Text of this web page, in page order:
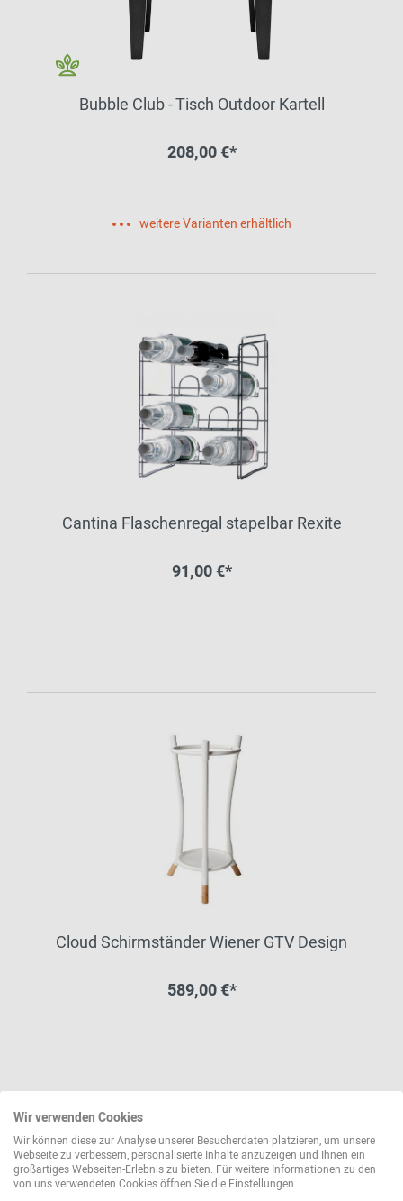
Bubble Club - Tisch Outdoor Kartell
208,00 €*
weitere Varianten erhältlich
Cantina Flaschenregal stapelbar Rexite
91,00 €*
Cloud Schirmständer Wiener GTV Design
589,00 €*
Wir verwenden Cookies
Wir können diese zur Analyse unserer Besucherdaten platzieren, um unsere
Webseite zu verbessern, personalisierte Inhalte anzuzeigen und Ihnen ein
großartiges Webseiten-Erlebnis zu bieten. Für weitere Informationen zu den
von uns verwendeten Cookies öffnen Sie die Einstellungen.